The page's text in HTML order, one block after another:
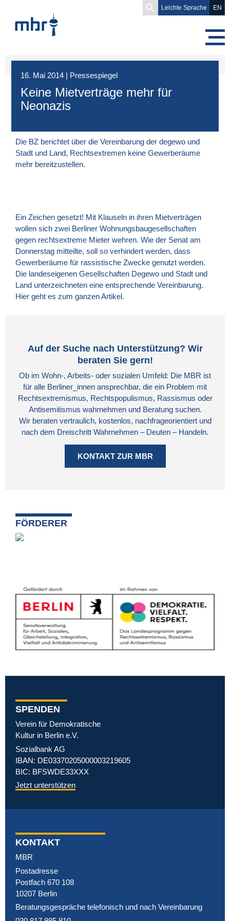
Search
for:
Leichte Sprache EN
16. Mai 2014 | Pressespiegel
Keine Mietverträge mehr für
Neonazis
Die BZ berichtet über die Vereinbarung der degewo und
Stadt und Land, Rechtsextremen keine Gewerberäume
mehr bereitzustellen.
Ein Zeichen gesetzt! Mit Klauseln in ihren Mietverträgen
wollen sich zwei Berliner Wohnungsbaugesellschaften
gegen rechtsextreme Mieter wehren. Wie der Senat am
Donnerstag mitteilte, soll so verhindert werden, dass
Gewerberäume für rassistische Zwecke genutzt werden.
Die landeseigenen Gesellschaften Degewo und Stadt und
Land unterzeichneten eine entsprechende Vereinbarung.
Hier geht es zum ganzen Artikel.
Auf der Suche nach Unterstützung? Wir
beraten Sie gern!
Ob im Wohn-, Arbeits- oder sozialen Umfeld: Die MBR ist
für alle Berliner_innen ansprechbar, die ein Problem mit
Rechtsextremismus, Rechtspopulismus, Rassismus oder
Antisemitismus wahrnehmen und Beratung suchen.
Wir beraten vertraulich, kostenlos, nachfrageorientiert und
nach dem Dreischritt Wahrnehmen – Deuten – Handeln.
KONTAKT ZUR MBR
FÖRDERER
SPENDEN
Verein für Demokratische
Kultur in Berlin e.V.
Sozialbank AG
IBAN: DE03370205000003219605
BIC: BFSWDE33XXX
Jetzt unterstützen
KONTAKT
MBR
Postadresse
Postfach 670 108
10207 Berlin
Beratungsgespräche telefonisch und nach Vereinbarung